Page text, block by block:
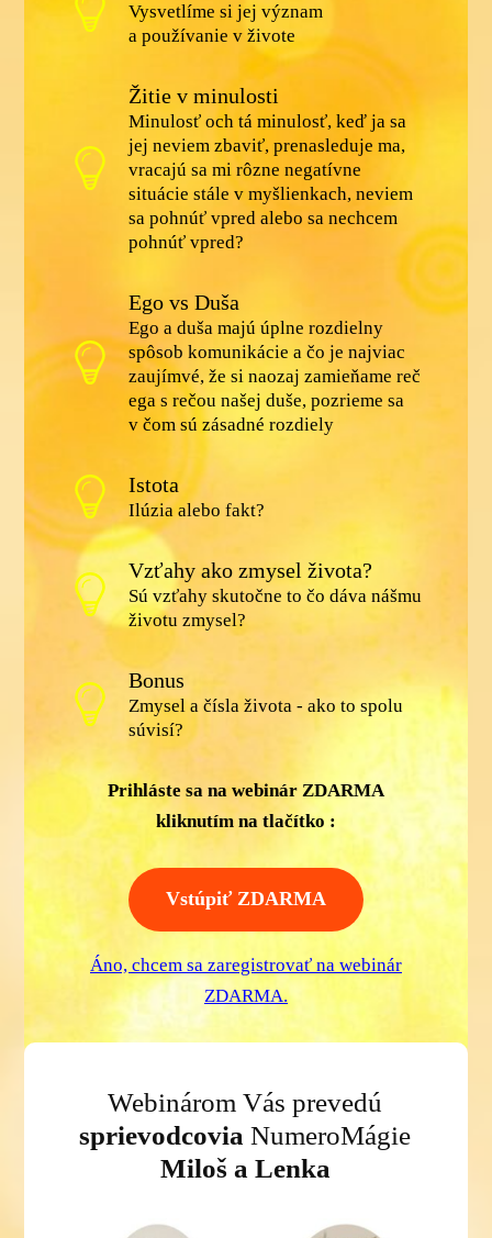
Vysvetlíme si jej význam
a používanie v živote
Žitie v minulosti
Minulosť och tá minulosť, keď ja sa
jej neviem zbaviť, prenasleduje ma,
vracajú sa mi rôzne negatívne
situácie stále v myšlienkach, neviem
sa pohnúť vpred alebo sa nechcem
pohnúť vpred?
Ego vs Duša
Ego a duša majú úplne rozdielny
spôsob komunikácie a čo je najviac
zaujímvé, že si naozaj zamieňame reč
ega s rečou našej duše, pozrieme sa
v čom sú zásadné rozdiely
Istota
Ilúzia alebo fakt?
Vzťahy ako zmysel života?
Sú vzťahy skutočne to čo dáva nášmu
životu zmysel?
Bonus
Zmysel a čísla života - ako to spolu
súvisí?
Prihláste sa na webinár ZDARMA
kliknutím na tlačítko :
Vstúpiť ZDARMA
Áno, chcem sa zaregistrovať na webinár
ZDARMA.
Webinárom Vás prevedú
sprievodcovia NumeroMágie
Miloš a Lenka